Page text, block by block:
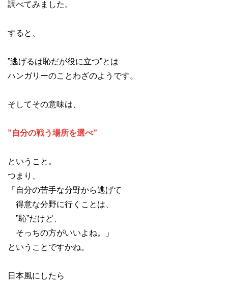
調べてみました。
すると、
”逃げるは恥だが役に立つ”とは
ハンガリーのことわざのようです。
そしてその意味は、
”自分の戦う場所を選べ”
ということ。
つまり、
「自分の苦手な分野から逃げて
得意な分野に行くことは、
”恥”だけど、
そっちの方がいいよね。」
ということですかね。
日本風にしたら